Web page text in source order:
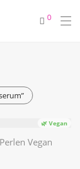
0
🌿 Vegan
Vegan